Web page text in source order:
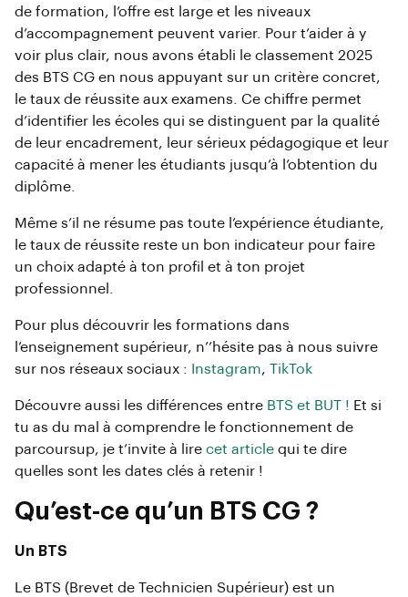
de formation, l’offre est large et les niveaux
d’accompagnement peuvent varier. Pour t’aider à y
voir plus clair, nous avons établi le classement 2025
des BTS CG en nous appuyant sur un critère concret,
le taux de réussite aux examens. Ce chiffre permet
d’identifier les écoles qui se distinguent par la qualité
de leur encadrement, leur sérieux pédagogique et leur
capacité à mener les étudiants jusqu’à l’obtention du
diplôme.
Même s’il ne résume pas toute l’expérience étudiante,
le taux de réussite reste un bon indicateur pour faire
un choix adapté à ton profil et à ton projet
professionnel.
Pour plus découvrir les formations dans
l’enseignement supérieur, n’’hésite pas à nous suivre
sur nos réseaux sociaux :
Instagram, TikTok
Découvre aussi les différences entre BTS et BUT ! Et si
tu as du mal à comprendre le fonctionnement de
parcoursup, je t’invite à lire cet article qui te dire
quelles sont les dates clés à retenir !
Qu’est-ce qu’un BTS CG ?
Un BTS
Le BTS (Brevet de Technicien Supérieur) est un